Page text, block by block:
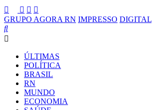
GRUPO AGORA RN IMPRESSO DIGITAL
ÚLTIMAS
POLÍTICA
BRASIL
RN
MUNDO
ECONOMIA